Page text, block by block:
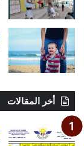
أخر المقالات